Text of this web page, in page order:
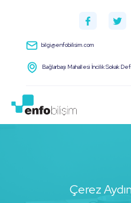
bilgi@enfobilisim.com
Bağlarbaşı Mahallesi İncilik Sokak
Çerez